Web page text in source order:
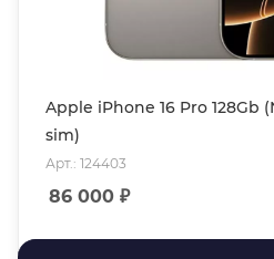
Apple iPhone 16 Pro 128Gb
sim)
Арт.: 124403
86 000 ₽